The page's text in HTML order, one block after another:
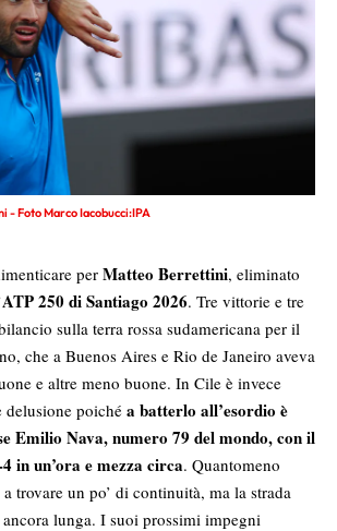
- Foto Marco Iacobucci:IPA
per Matteo Berrettini, eliminato
ATP 250 di Santiago 2026. Tre vittorie e tre
sulla terra rossa sudamericana per il
che a Buenos Aires e Rio de Janeiro aveva
e altre meno buone. In Cile è invece
delusione poiché a batterlo all’esordio è
Emilio Nava, numero 79 del mondo, con il
in un’ora e mezza circa. Quantomeno
trovare un po’ di continuità, ma la strada
lunga. I suoi prossimi impegni